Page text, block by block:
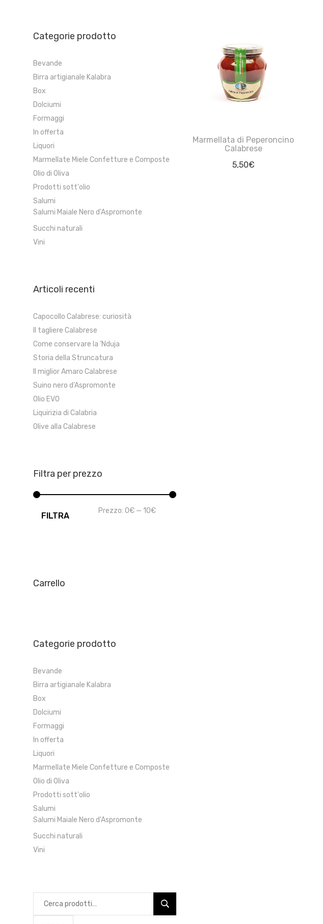
Marmellata di Peperoncino
Calabrese
5,50€
Categorie prodotto
Bevande
Birra artigianale Kalabra
Box
Dolciumi
Formaggi
In offerta
Liquori
Marmellate Miele Confetture e Composte
Olio di Oliva
Prodotti sott'olio
Salumi
Salumi Maiale Nero d'Aspromonte
Succhi naturali
Vini
Articoli recenti
Capocollo Calabrese: curiosità
Il tagliere Calabrese
Come conservare la ‘Nduja
Storia della Struncatura
Il miglior Amaro Calabrese
Suino nero d’Aspromonte
Olio EVO
Liquirizia di Calabria
Olive alla Calabrese
Filtra per prezzo
Prezzo
Prezzo
FILTRA
Prezzo: 0€— 10€
Carrello
Categorie prodotto
Bevande
Birra artigianale Kalabra
Box
Dolciumi
Formaggi
In offerta
Liquori
Marmellate Miele Confetture e Composte
Olio di Oliva
Prodotti sott'olio
Salumi
Salumi Maiale Nero d'Aspromonte
Succhi naturali
Vini